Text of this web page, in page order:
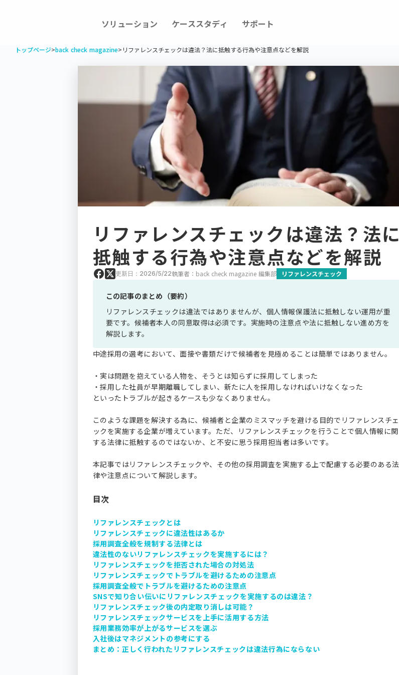
ソリューション ケーススタディ サポート
トップページ>back check magazine> リファレンスチェックは違法？法に抵触する行為や注意点などを解説
リファレンスチェックは違法？法に
抵触する行為や注意点などを解説
更新日：2026/5/22執筆者：back check magazine 編集部 リファレンスチェック
この記事のまとめ（要約）
リファレンスチェックは違法ではありませんが、個人情報保護法に抵触しない運用が重
要です。候補者本人の同意取得は必須です。実施時の注意点や法に抵触しない進め方を
解説します。
中途採用の選考において、面接や書類だけで候補者を見極めることは簡単ではありません。
・実は問題を抱えている人物を、そうとは知らずに採用してしまった
・採用した社員が早期離職してしまい、新たに人を採用しなければいけなくなった
といったトラブルが起きるケースも少なくありません。
このような課題を解決する為に、候補者と企業のミスマッチを避ける目的でリファレンスチェ
ックを実施する企業が増えています。ただ、リファレンスチェックを行うことで個人情報に関
する法律に抵触するのではないか、と不安に思う採用担当者は多いです。
本記事ではリファレンスチェックや、その他の採用調査を実施する上で配慮する必要のある法
律や注意点について解説します。
目次
リファレンスチェックとは
リファレンスチェックに違法性はあるか
採用調査全般を規制する法律とは
違法性のないリファレンスチェックを実施するには？
リファレンスチェックを拒否された場合の対処法
リファレンスチェックでトラブルを避けるための注意点
採用調査全般でトラブルを避けるための注意点
SNSで知り合い伝いにリファレンスチェックを実施するのは違法？
リファレンスチェック後の内定取り消しは可能？
リファレンスチェックサービスを上手に活用する方法
採用業務効率が上がるサービスを選ぶ
入社後はマネジメントの参考にする
まとめ：正しく行われたリファレンスチェックは違法行為にならない